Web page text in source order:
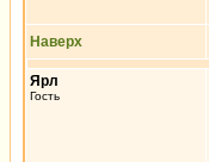
Наверх
Ярл
Гость